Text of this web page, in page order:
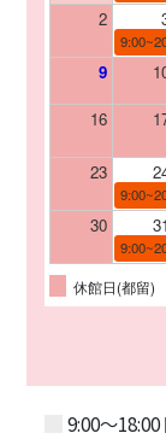
2
9
16
23
30 31
休館日(都留)
9:00～18:00